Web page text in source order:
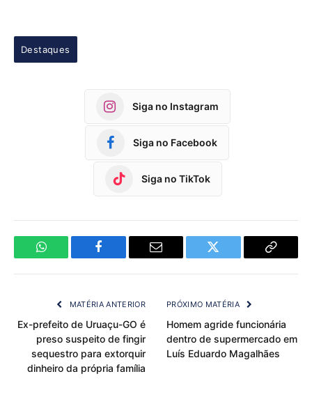
Destaques
Siga no Instagram
Siga no Facebook
Siga no TikTok
WhatsApp Facebook Email Twitter
Copy
MATÉRIA ANTERIOR
Ex-prefeito de Uruaçu-GO é
preso suspeito de fingir
sequestro para extorquir
dinheiro da própria família
PRÓXIMO MATÉRIA
Homem agride funcionária
dentro de supermercado em
Luís Eduardo Magalhães